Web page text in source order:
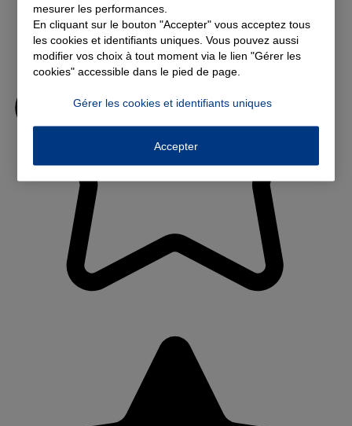
mesurer les performances.
En cliquant sur le bouton "Accepter" vous acceptez tous
les cookies et identifiants uniques. Vous pouvez aussi
modifier vos choix à tout moment via le lien "Gérer les
cookies" accessible dans le pied de page.
Gérer les cookies et identifiants uniques
Accepter